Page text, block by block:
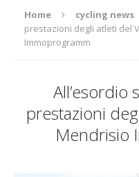
Home cycling news
prestazioni degli atleti del
Immoprogramm
All’esordio
prestazioni
Mendrisio